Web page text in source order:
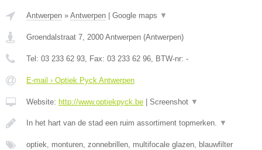
Antwerpen » Antwerpen Google maps ▼
Groendalstraat 7, 2000 Antwerpen (Antwerpen)
Tel: 03 233 62 93, Fax: 03 233 62 96, BTW-nr: -
E-mail › Optiek Pyck Antwerpen
Website: http://www.optiekpyck.be Screenshot ▼
In het hart van de stad een ruim assortiment topmerken. ▼
optiek, monturen, zonnebrillen, multifocale glazen, blauwfilter